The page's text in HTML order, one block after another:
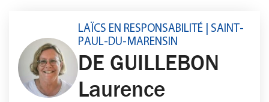
LAÏCS EN RESPONSABILITÉ | SAINT-
PAUL-DU-MARENSIN
DE GUILLEBON
Laurence